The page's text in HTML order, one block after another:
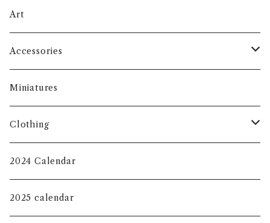
Art
Accessories
Face Masks
Eco Bag
Key Chain
Jewelry Tray
Miniatures
Clothing
T-shirt
KIDS
Long sleeve shirt
2024 Calendar
2025 calendar